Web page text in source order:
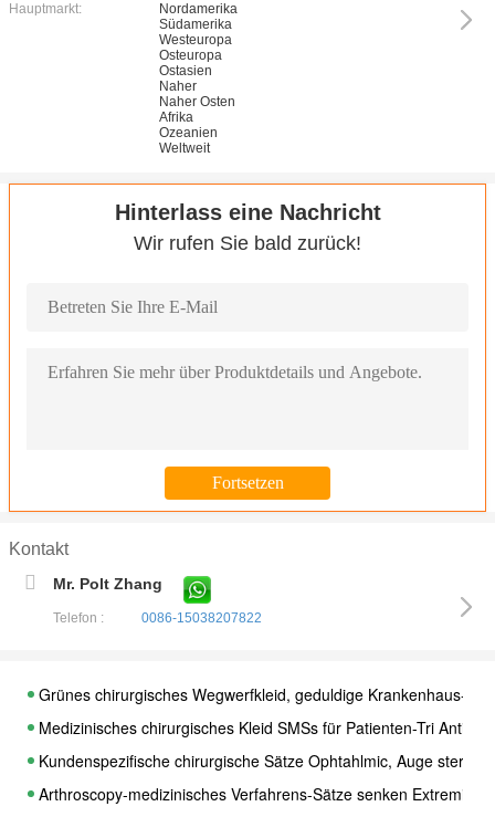
Hauptmarkt:
Nordamerika
Südamerika
Westeuropa
Osteuropa
Ostasien
Naher
Naher Osten
Afrika
Ozeanien
Weltweit
Hinterlass eine Nachricht
Wir rufen Sie bald zurück!
Kontakt
Mr. Polt Zhang
Telefon : 0086-15038207822
Grünes chirurgisches Wegwerfkleid, geduldige Krankenhaus-
Medizinisches chirurgisches Kleid SMSs für Patienten-Tri
Kundenspezifische chirurgische Sätze Ophtahlmic, Auge steriler
Arthroscopy-medizinisches Verfahrens-Sätze senken